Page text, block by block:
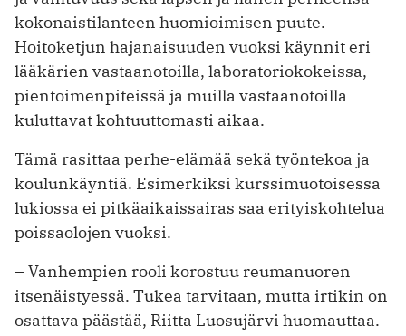
kokonaistilanteen huomioimisen puute.
Hoitoketjun hajanaisuuden vuoksi käynnit eri
lääkärien vastaanotoilla, laboratoriokokeissa,
pientoimenpiteissä ja muilla vastaanotoilla
kuluttavat kohtuuttomasti aikaa.
Tämä rasittaa perhe-elämää ­sekä työntekoa ja
koulunkäyntiä. Esimerkiksi kurssimuotoisessa
lukiossa ei pitkäaikaissairas saa erityiskohtelua
poissaolojen vuoksi.
– Vanhempien rooli korostuu reumanuoren
itsenäistyessä. Tukea tarvitaan, mutta irtikin on
osattava päästää, Riitta Luosujärvi huomauttaa.